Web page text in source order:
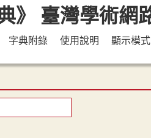
字典附錄 使用說明 顯示模式